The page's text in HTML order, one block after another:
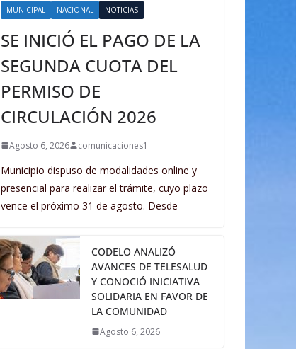
MUNICIPAL NACIONAL NOTICIAS
SE INICIÓ EL PAGO DE LA
SEGUNDA CUOTA DEL
PERMISO DE
CIRCULACIÓN 2026
Agosto 6, 2026 comunicaciones1
Municipio dispuso de modalidades online y
presencial para realizar el trámite, cuyo plazo
vence el próximo 31 de agosto. Desde
CODELO ANALIZÓ
AVANCES DE TELESALUD
Y CONOCIÓ INICIATIVA
SOLIDARIA EN FAVOR DE
LA COMUNIDAD
Agosto 6, 2026